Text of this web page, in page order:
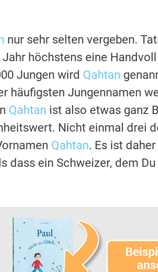
nur sehr selten vergeben.
höchstens eine
Jungen wird Qahtan
häufigsten Jungennamen
Qahtan ist also etwas ganz
Nicht einmal drei
Qahtan. Es ist
dass ein Schweizer, dem